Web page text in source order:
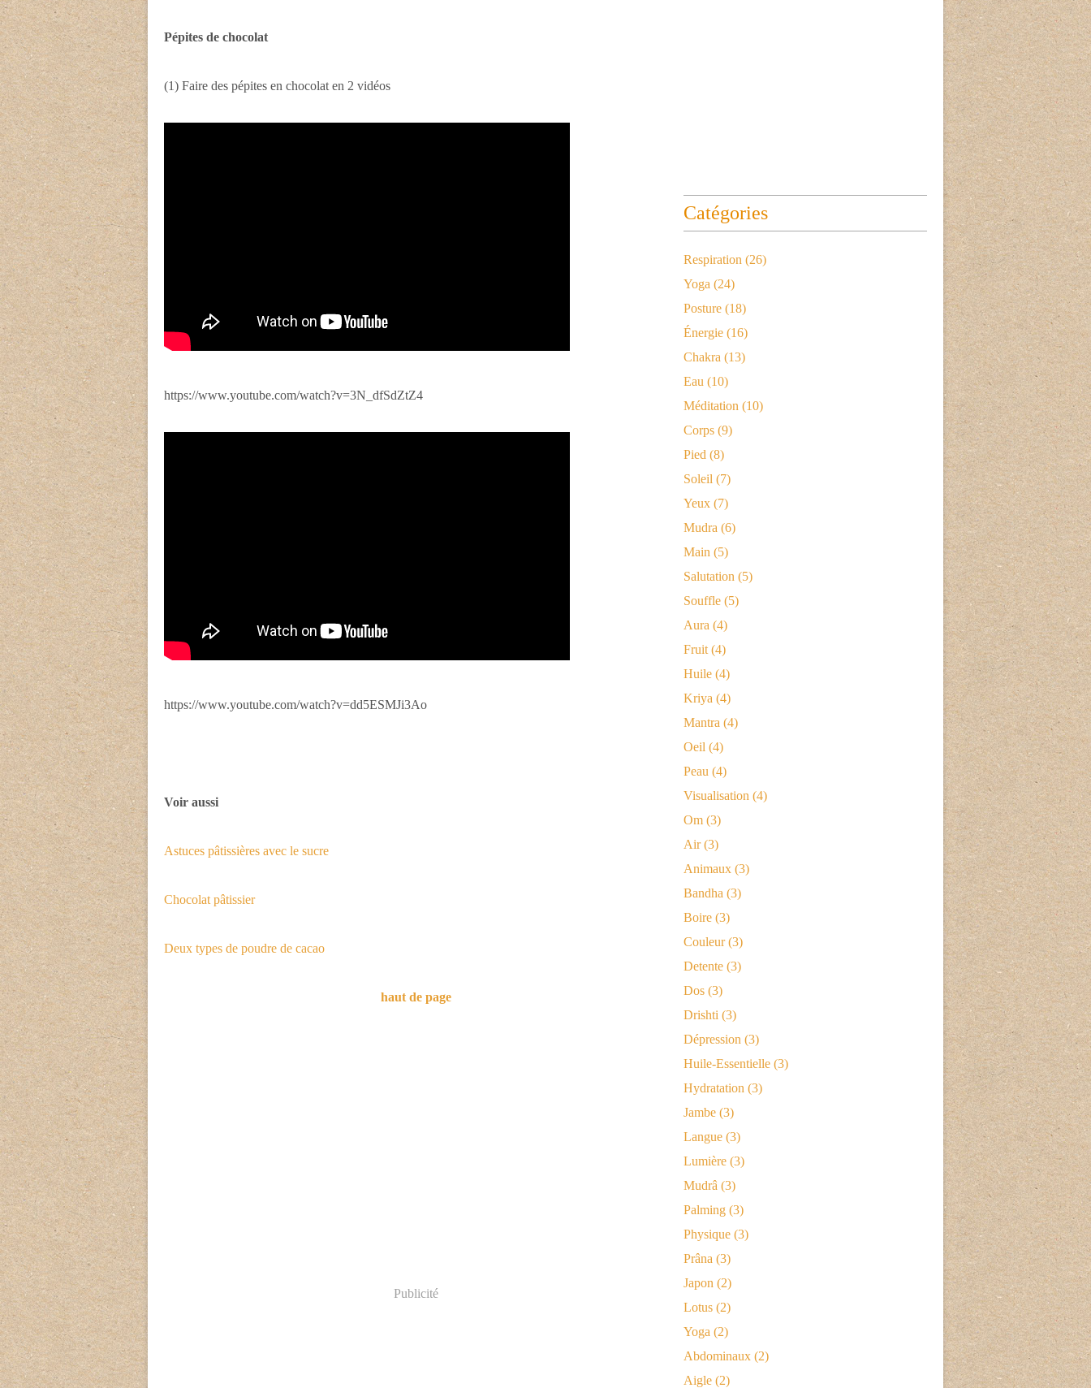
Pépites de chocolat
(1) Faire des pépites en chocolat en 2 vidéos
https://www.youtube.com/watch?v=3N_dfSdZtZ4
https://www.youtube.com/watch?v=dd5ESMJi3Ao
Voir aussi
Astuces pâtissières avec le sucre
Chocolat pâtissier
Deux types de poudre de cacao
haut de page
Publicité
Catégories
Respiration (26)
Yoga (24)
Posture (18)
Énergie (16)
Chakra (13)
Eau (10)
Méditation (10)
Corps (9)
Pied (8)
Soleil (7)
Yeux (7)
Mudra (6)
Main (5)
Salutation (5)
Souffle (5)
Aura (4)
Fruit (4)
Huile (4)
Kriya (4)
Mantra (4)
Oeil (4)
Peau (4)
Visualisation (4)
Om (3)
Air(3)
Animaux (3)
Bandha (3)
Boire (3)
Couleur(3)
Detente (3)
Dos (3)
Drishti (3)
Dépression (3)
Huile-Essentielle (3)
Hydratation (3)
Jambe (3)
Langue (3)
Lumière (3)
Mudrâ (3)
Palming (3)
Physique (3)
Prâna (3)
Japon (2)
Lotus (2)
Yoga (2)
Abdominaux (2)
Aigle (2)